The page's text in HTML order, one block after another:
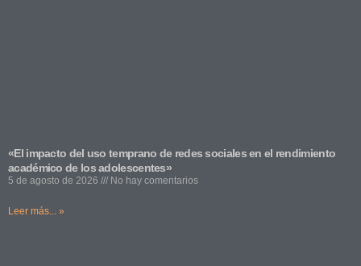
«El impacto del uso temprano de redes sociales en el rendimiento
académico de los adolescentes»
5 de agosto de 2026 No hay comentarios
Leer más... »